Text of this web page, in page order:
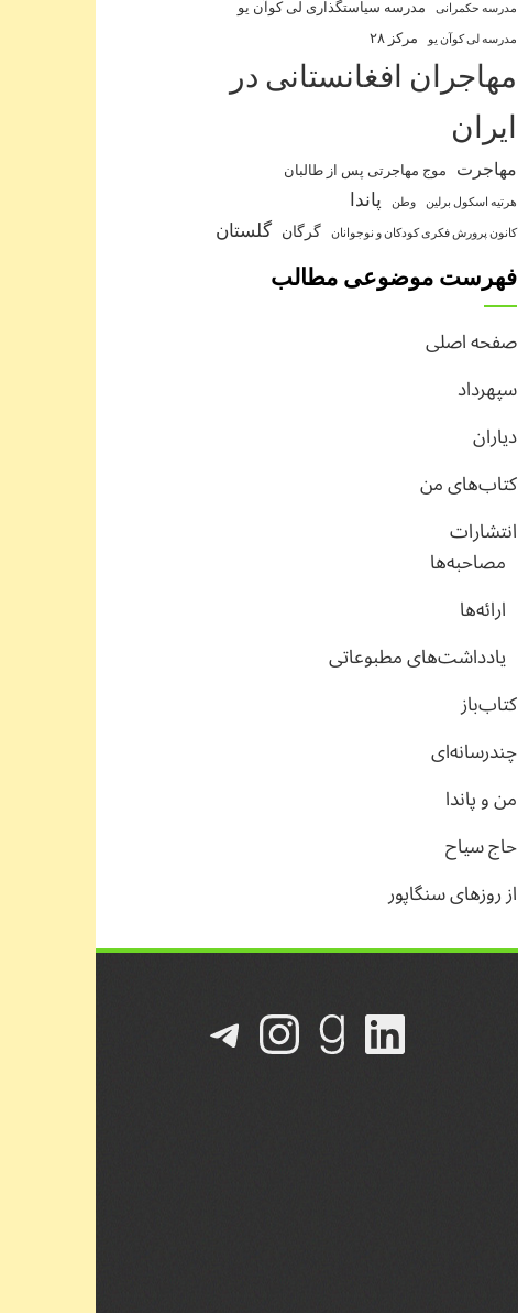
مدرسه حکمرانی مدرسه سیاستگذاری لی کوآن یو
مدرسه لی کوآن یو مرکز ۲۸
مهاجران افغانستانی در
ایران
مهاجرت موج مهاجرتی پس از طالبان
هرتیه اسکول برلین وطن پاندا
کانون پرورش فکری کودکان و نوجوانان گرگان گلستان
فهرست موضوعی مطالب
صفحه اصلی
سپهرداد
دیاران
کتاب‌های من
انتشارات
مصاحبه‌ها
ارائه‌ها
یادداشت‌های مطبوعاتی
کتاب‌باز
چندرسانه‌ای
من و پاندا
حاج سیاح
از روزهای سنگاپور
لینکداین
گودریدز
اینستاگرم
تلگرام